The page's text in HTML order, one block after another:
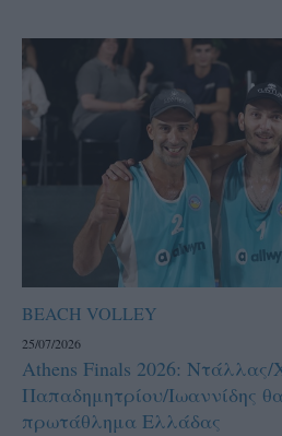
BEACH VOLLEY
25/07/2026
Athens Finals 2026: Ντάλλας/
Παπαδημητρίου/Ιωαννίδης
πρωτάθλημα Ελλάδας